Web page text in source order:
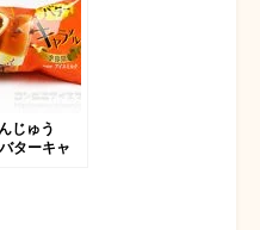
じゅう
ターキャ